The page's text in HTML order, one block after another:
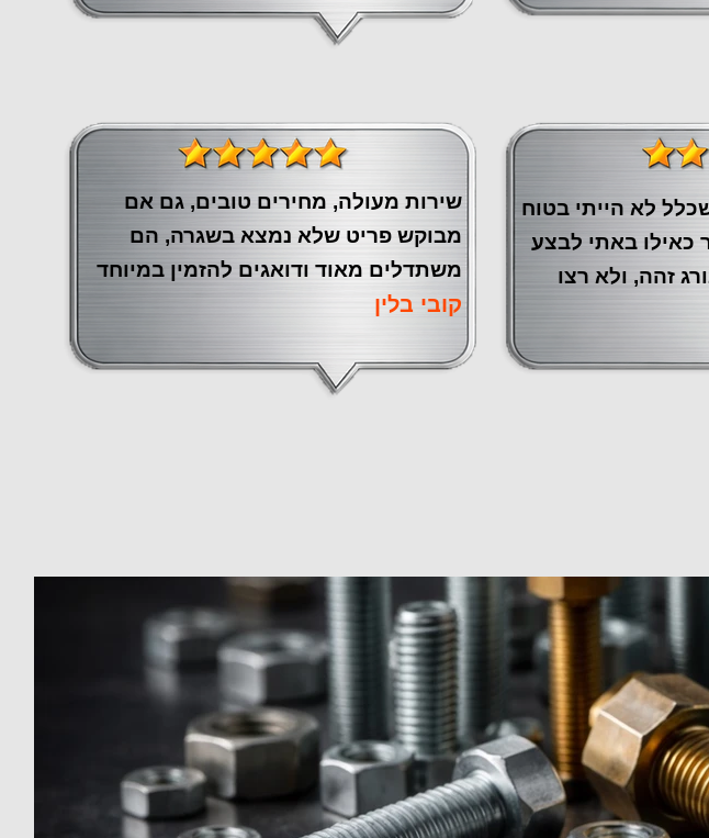
לא הייתי בטוח
כאילו באתי לבצע
זהה, ולא רצו
שירות מעולה, מחירים טובים, גם אם
מבוקש פריט שלא נמצא בשגרה, הם
משתדלים מאוד ודואגים להזמין במיוחד
קובי בלין